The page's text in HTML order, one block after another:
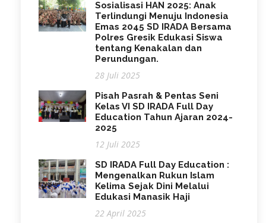
Sosialisasi HAN 2025: Anak
Terlindungi Menuju Indonesia
Emas 2045 SD IRADA Bersama
Polres Gresik Edukasi Siswa
tentang Kenakalan dan
Perundungan.
28 Juli 2025
Pisah Pasrah & Pentas Seni
Kelas VI SD IRADA Full Day
Education Tahun Ajaran 2024-
2025
12 Juli 2025
SD IRADA Full Day Education :
Mengenalkan Rukun Islam
Kelima Sejak Dini Melalui
Edukasi Manasik Haji
22 April 2025